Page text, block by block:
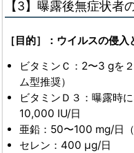
【3】曝露後無症状者
［目的］：ウイルスの侵
ビタミンＣ：2〜3 gを
ム型推奨）
ビタミンＤ３：曝露時
10,000 IU/日
亜鉛：50〜100 mg/日（
セレン：400 µg/日